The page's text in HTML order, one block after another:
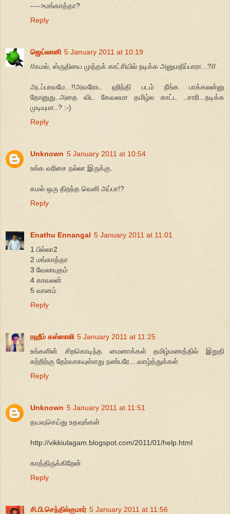
---->மங்காத்தா?
Reply
ஜெய்லானி 5 January 2011 at 10:19
//கமல், ஸ்ருதியை முத்தக் காட்சியில் நடிக்க அனுமதிப்பாரா...?//
அடப்பாவமே...!!அவரோட ஹிந்தி படம் நீங்க பாக்கலன்னு
தோனுது..அதை விட கேவலமா தமிழ்ல காட்ட ..சாரி...நடிக்க
முடியுமா..? :-)
Reply
Unknown 5 January 2011 at 10:54
உங்க வரிசை நல்லா இருக்கு.
கமல் ஒரு திறந்த வெளி அப்பா!?
Reply
Enathu Ennangal 5 January 2011 at 11:01
1 பில்லா2
2 மங்காத்தா
3 வேலாயுதம்
4 காவலன்
5 வானம்
Reply
ரஹீம் கஸ்ஸாலி 5 January 2011 at 11:25
உங்களின் சிறகொடிந்த மைனாக்கள் தமிழ்மணத்தில் இறுதி
சுற்றிற்கு தேர்வாகயுள்ளது நண்பரே....வாழ்த்துக்கள்
Reply
Unknown 5 January 2011 at 11:51
தயவுசெய்து உதவுங்கள்
http://vikkiulagam.blogspot.com/2011/01/help.html
காத்திருக்கிறேன்
Reply
சி.பி.செந்தில்குமார் 5 January 2011 at 11:56